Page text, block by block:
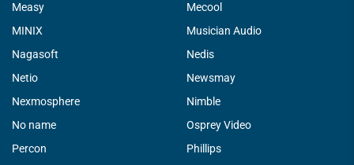
Measy
Mecool
MINIX
Musician Audio
Nagasoft
Nedis
Netio
Newsmay
Nexmosphere
Nimble
No name
Osprey Video
Percon
Phillips